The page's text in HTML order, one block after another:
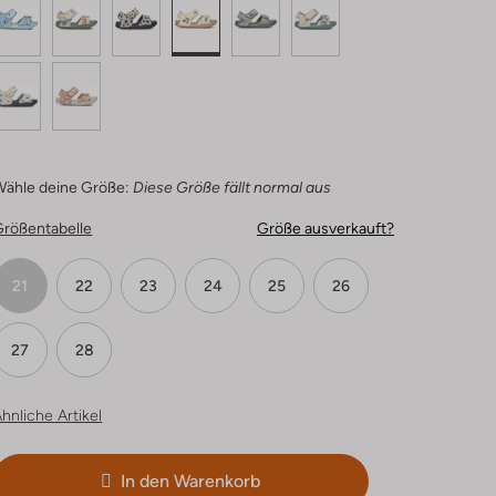
deine Größe: Diese Größe fällt normal aus
Größe ausverkauft?
21 22 23 24 25 26
27 28
Artikel
In den Warenkorb